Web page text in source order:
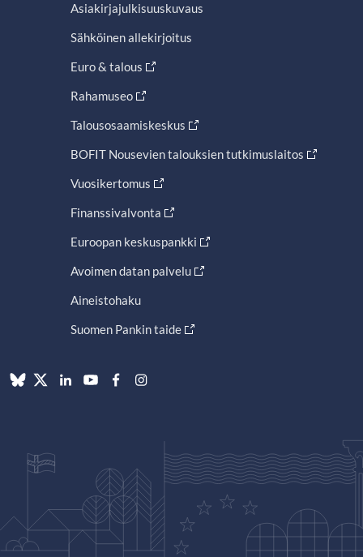
Asiakirjajulkisuuskuvaus
Sähköinen allekirjoitus
Euro & talous
Rahamuseo
Talousosaamiskeskus
BOFIT Nousevien talouksien tutkimuslaitos
Vuosikertomus
Finanssivalvonta
Euroopan keskuspankki
Avoimen datan palvelu
Aineistohaku
Suomen Pankin taide